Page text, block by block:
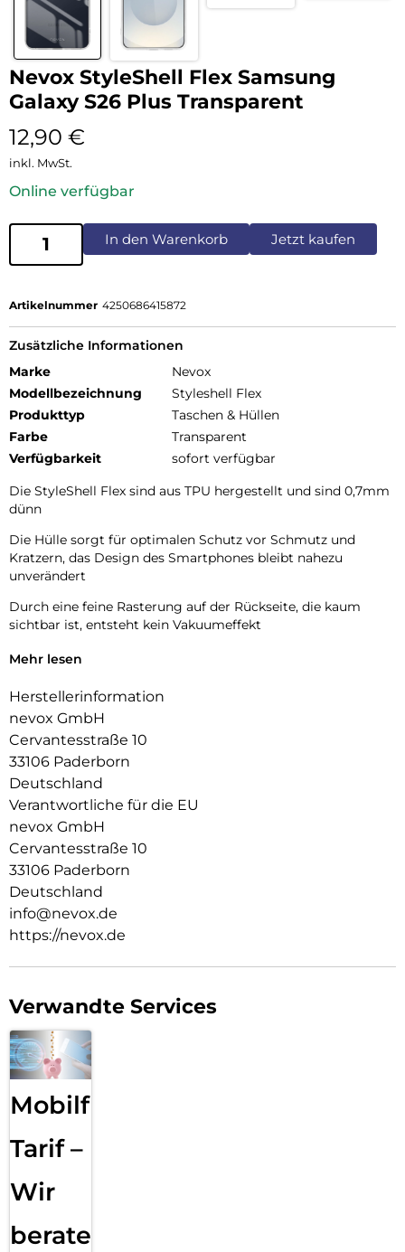
Nevox StyleShell Flex Samsung
Galaxy S26 Plus Transparent
12,90 €
inkl. MwSt.
Online verfügbar
In den Warenkorb Jetzt kaufen
Artikelnummer 4250686415872
Zusätzliche Informationen
Marke
Nevox
Modellbezeichnung
Styleshell Flex
Produkttyp
Taschen & Hüllen
Farbe
Transparent
Verfügbarkeit
sofort verfügbar
Die StyleShell Flex sind aus TPU hergestellt und sind 0,7mm
dünn
Die Hülle sorgt für optimalen Schutz vor Schmutz und
Kratzern, das Design des Smartphones bleibt nahezu
unverändert
Durch eine feine Rasterung auf der Rückseite, die kaum
sichtbar ist, entsteht kein Vakuumeffekt
Alle Tasten und Ecken werden geschützt, zudem ist für die
Mehr lesen
Herstellerinformation
nevox GmbH
Cervantesstraße 10
33106 Paderborn
Deutschland
Verantwortliche für die EU
nevox GmbH
Cervantesstraße 10
33106 Paderborn
Deutschland
info@nevox.de
https://nevox.de
Verwandte Services
Mobilfunk
Tarif –
Wir
beraten